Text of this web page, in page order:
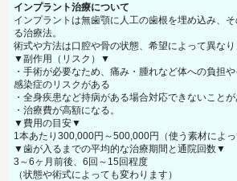
インプラント治療について
インプラントは無歯顎に人工の歯根を埋め込み、
る治療法。
術式や方法は口腔や骨の状態、希望によって異なり
▼副作用（リスク）▼
・手術が必要なため、痛み・腫れなど体への負担
感染症のリスクがある
・全身疾患など持病がある場合対応できないことが
・治療費が高額になる。
▼費用の目安▼
1本あたり300,000円～500,000円（使う素材によっ
▼歯が入るまでの平均的な治療期間と通院回数▼
3～6ヶ月前後、6回～15回程度
（状態や術式によっても変わります）